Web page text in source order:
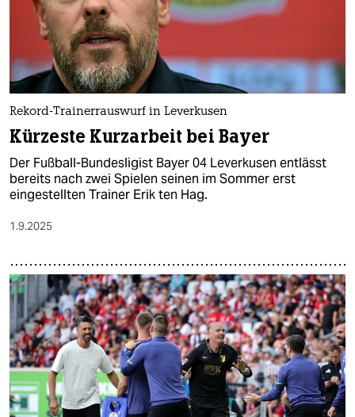
Rekord-Trainerrauswurf in Leverkusen
Kürzeste Kurzarbeit bei Bayer
Der Fußball-Bundesligist Bayer 04 Leverkusen entlässt
bereits nach zwei Spielen seinen im Sommer erst
eingestellten Trainer Erik ten Hag.
1.9.2025